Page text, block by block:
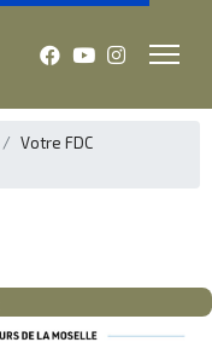
Votre FDC